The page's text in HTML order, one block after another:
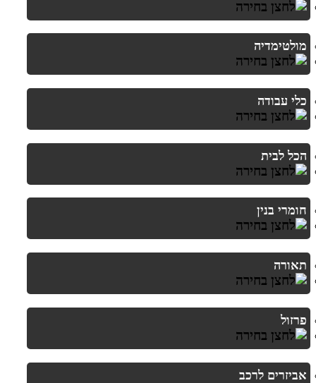
מולטימדיה
כלי עבודה
הכל לבית
חומרי בנין
תאורה
פרזול
אביזרים לרכב